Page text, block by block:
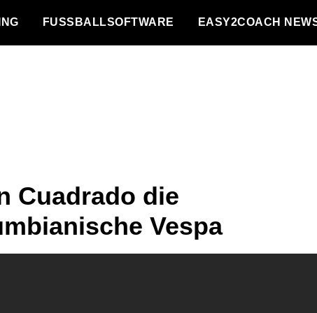
FUSSBALLSOFTWARE EASY2COACH
Cuadrado die
Vespa